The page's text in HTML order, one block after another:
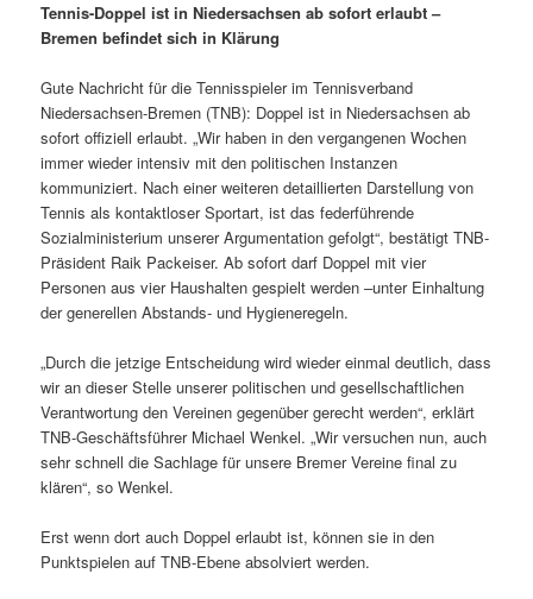
Tennis-Doppel ist in Niedersachsen ab sofort erlaubt –
Bremen befindet sich in Klärung
Gute Nachricht für die Tennisspieler im Tennisverband
Niedersachsen-Bremen (TNB): Doppel ist in Niedersachsen ab
sofort offiziell erlaubt. „Wir haben in den vergangenen Wochen
immer wieder intensiv mit den politischen Instanzen
kommuniziert. Nach einer weiteren detaillierten Darstellung von
Tennis als kontaktloser Sportart, ist das federführende
Sozialministerium unserer Argumentation gefolgt“, bestätigt TNB-
Präsident Raik Packeiser. Ab sofort darf Doppel mit vier
Personen aus vier Haushalten gespielt werden –unter Einhaltung
der generellen Abstands- und Hygieneregeln.
„Durch die jetzige Entscheidung wird wieder einmal deutlich, dass
wir an dieser Stelle unserer politischen und gesellschaftlichen
Verantwortung den Vereinen gegenüber gerecht werden“, erklärt
TNB-Geschäftsführer Michael Wenkel. „Wir versuchen nun, auch
sehr schnell die Sachlage für unsere Bremer Vereine final zu
klären“, so Wenkel.
Erst wenn dort auch Doppel erlaubt ist, können sie in den
Punktspielen auf TNB-Ebene absolviert werden.